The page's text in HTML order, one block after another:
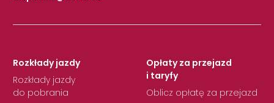
Rozkłady jazdy
Rozkłady jazdy
do pobrania
Opłaty za przejazd
i taryfy
Oblicz opłatę za przejazd